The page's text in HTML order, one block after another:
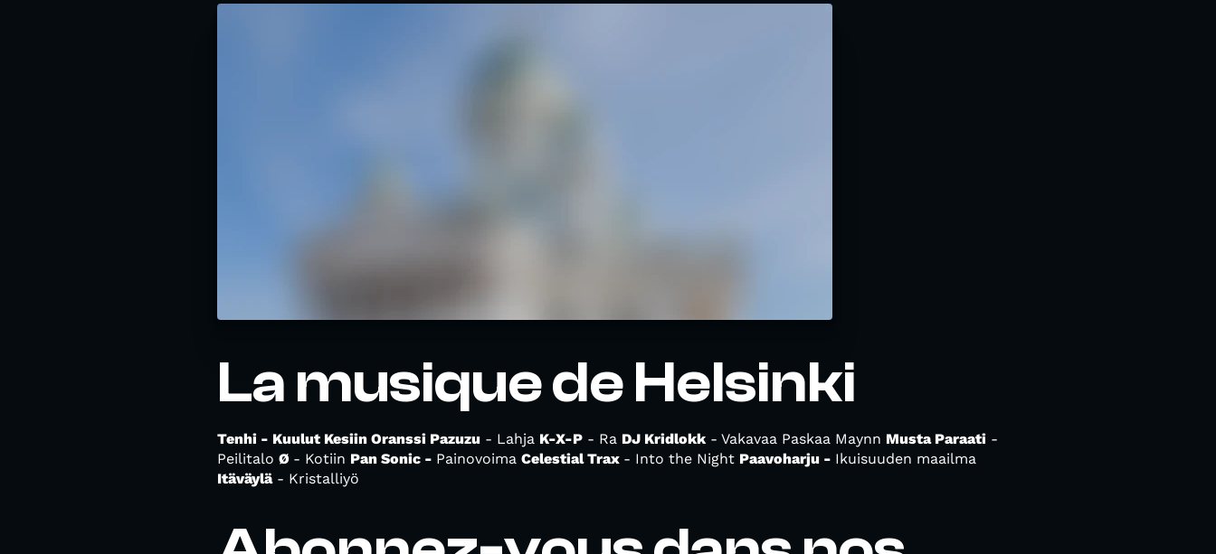
La musique de Helsinki
Tenhi - Kuulut Kesiin Oranssi Pazuzu - Lahja K-X-P - Ra DJ Kridlokk- Vakavaa Paskaa Maynn Musta Paraati -
Peilitalo Ø - Kotiin Pan Sonic - Painovoima Celestial Trax - Into the Night Paavoharju - Ikuisuuden maailma
Itäväylä- Kristalliyö